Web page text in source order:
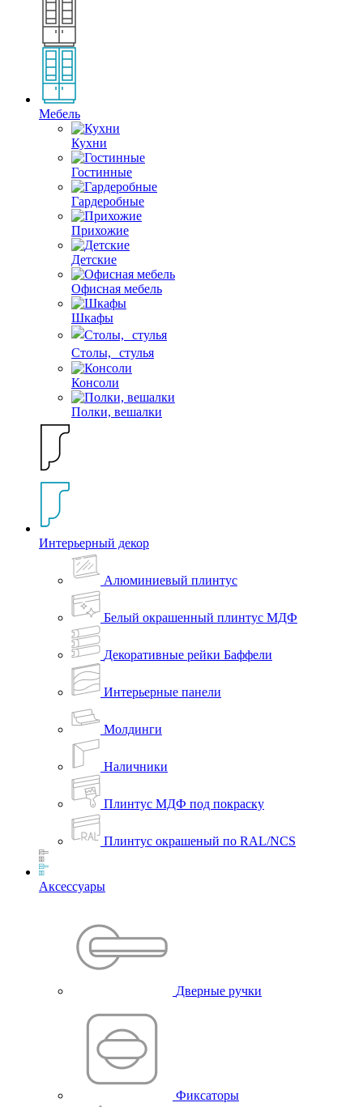
Мебель
Кухни
Гостинные
Гардеробные
Прихожие
Детские
Офисная мебель
Шкафы
Столы, стулья
Консоли
Полки, вешалки
Интерьерный декор
Алюминиевый плинтус
Белый окрашенный плинтус МДФ
Декоративные рейки Баффели
Интерьерные панели
Молдинги
Наличники
Плинтус МДФ под покраску
Плинтус окрашеный по RAL/NCS
Аксессуары
Дверные ручки
Фиксаторы